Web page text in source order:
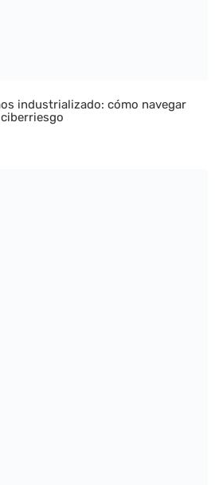
industrializado: cómo navegar